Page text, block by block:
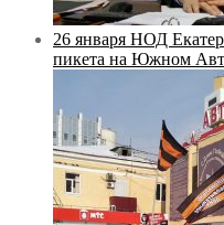
26 января НОД
пикета на Южном